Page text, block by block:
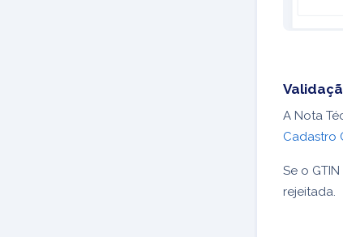
A Nota
Cadastro
Se o
rejeitada.